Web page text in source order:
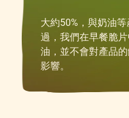
大約50%，與奶油
過，我們在早餐脆
油，並不會對產品
影響。
Previous
Next